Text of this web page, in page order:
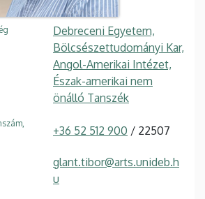
Debreceni Egyetem,
Bölcsészettudományi Kar,
Angol-Amerikai Intézet,
Észak-amerikai nem
önálló Tanszék
+36 52 512 900 / 22507
glant.tibor@arts.unideb.h
u